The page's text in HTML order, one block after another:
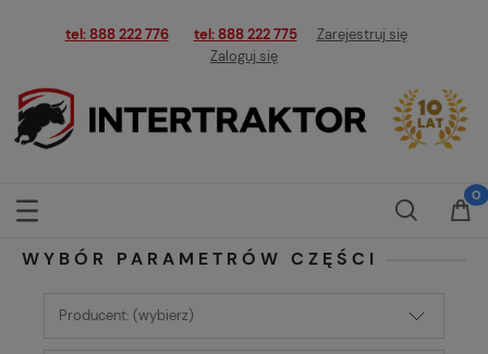
tel: 888 222 776 tel: 888 222 775
Zarejestruj się
Zaloguj się
WYBÓR PARAMETRÓW CZĘŚCI
Producent: (wybierz)